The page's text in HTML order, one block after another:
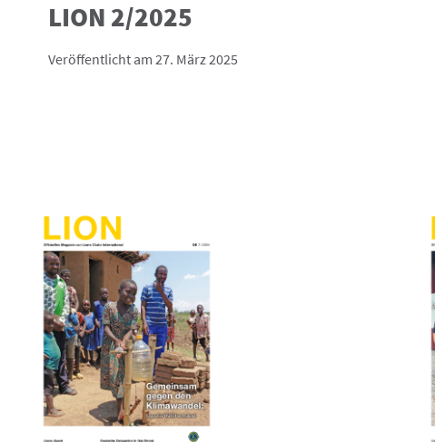
LION 2/2025
Veröffentlicht am 27. März 2025